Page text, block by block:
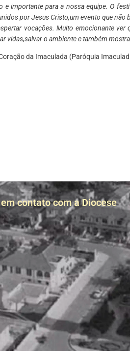
importante para a nossa equipe. O
por Jesus Cristo,um evento que não
vocações. Muito emocionante
vidas,salvar o ambiente e também
da Imaculada (Paróquia
contato com a Diocese